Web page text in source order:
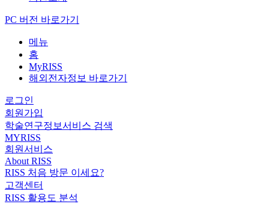
PC 버전 바로가기
메뉴
홈
MyRISS
해외전자정보 바로가기
로그인
회원가입
학술연구정보서비스 검색
MYRISS
회원서비스
About RISS
RISS 처음 방문 이세요?
고객센터
RISS 활용도 분석